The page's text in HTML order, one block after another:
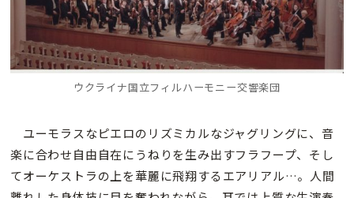
ウクライナ国立フィルハーモニー交響楽団
ユーモラスなピエロのリズミカルなジャグリングに、音
楽に合わせ自由自在にうねりを生み出すフラフープ、そし
てオーケストラの上を華麗に飛翔するエアリアル…。人間